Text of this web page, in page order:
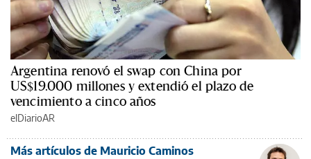
Argentina renovó el swap con China por
US$19.000 millones y extendió el plazo de
vencimiento a cinco años
elDiarioAR
Más artículos de Mauricio Caminos